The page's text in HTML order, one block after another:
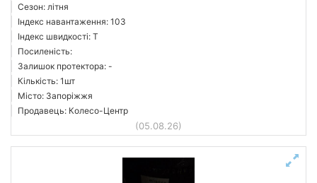
Сезон: літня
Індекс навантаження: 103
Індекс швидкості: T
Посиленість:
Залишок протектора: -
Кількість: 1шт
Місто: Запоріжжя
Продавець: Колесо-Центр
(05.08.26)
Bridgestone
Continental
Falken
Fuzion